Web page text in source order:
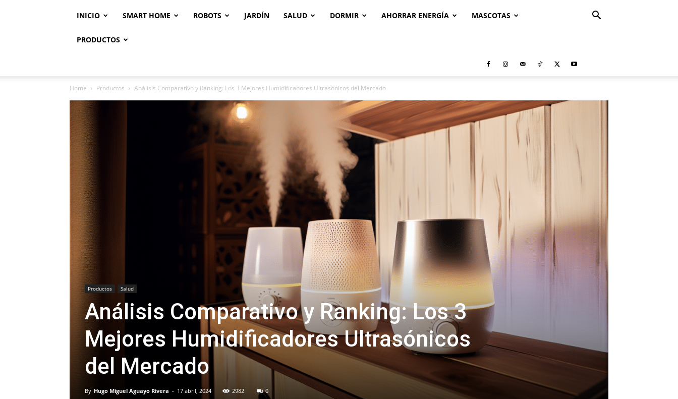
INICIO SMART HOME ROBOTS JARDÍN SALUD DORMIR AHORRAR ENERGÍA MASCOTAS
PRODUCTOS
Home Productos Análisis Comparativo y Ranking: Los 3 Mejores Humidificadores Ultrasónicos del Mercado
Productos Salud
Análisis Comparativo y Ranking: Los 3
Mejores Humidificadores Ultrasónicos
del Mercado
By Hugo Miguel Aguayo Rivera - 17 abril, 2024 2982 0